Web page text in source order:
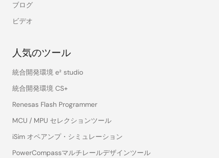
ブログ
ビデオ
人気のツール
統合開発環境 e² studio
統合開発環境 CS+
Renesas Flash Programmer
MCU / MPU セレクションツール
iSim オペアンプ・シミュレーション
PowerCompassマルチレールデザインツール